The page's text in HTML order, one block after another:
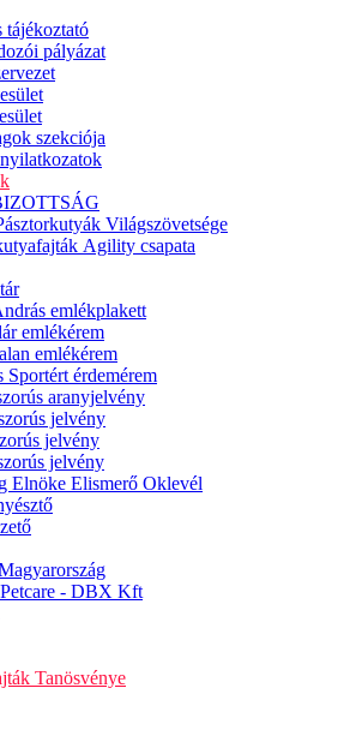
tájékoztató
pályázat
szekciója
Világszövetsége
Agility csapata
emlékplakett
emlékérem
emlékérem
érdemérem
aranyjelvény
jelvény
jelvény
jelvény
Elnöke Elismerő Oklevél
- DBX Kft
Tanösvénye